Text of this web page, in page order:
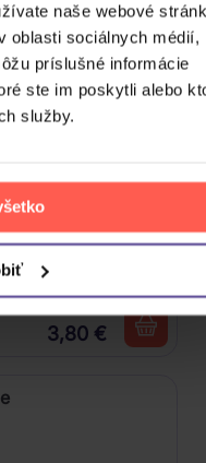
naše webové
oblasti sociálnych médií,
príslušné informácie
ste im poskytli alebo
služby.
5,90 €
3,80 €